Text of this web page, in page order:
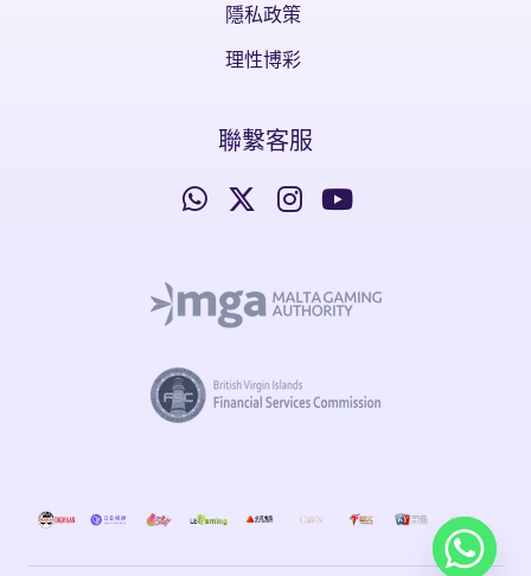
隱私政策
理性博彩
聯繫客服